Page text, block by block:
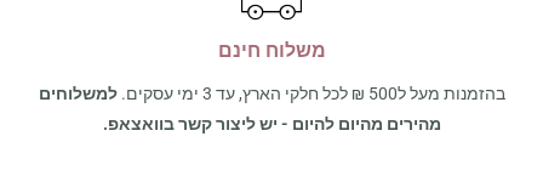
משלוח חינם
בהזמנות מעל ל500 ₪ לכל חלקי הארץ, עד 3 ימי עסקים.
למשלוחים
מהירים מהיום להיום - יש ליצור קשר בוואצאפ.